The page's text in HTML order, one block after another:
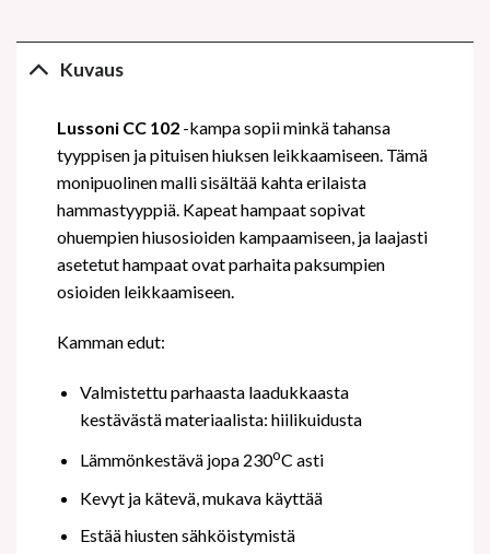
Kuvaus
Lussoni CC 102-kampa sopii minkä tahansa
tyyppisen ja pituisen hiuksen leikkaamiseen. Tämä
monipuolinen malli sisältää kahta erilaista
hammastyyppiä. Kapeat hampaat sopivat
ohuempien hiusosioiden kampaamiseen, ja laajasti
asetetut hampaat ovat parhaita paksumpien
osioiden leikkaamiseen.
Kamman edut:
Valmistettu parhaasta laadukkaasta
kestävästä materiaalista: hiilikuidusta
Lämmönkestävä jopa 230oC asti
Kevyt ja kätevä, mukava käyttää
Estää hiusten sähköistymistä